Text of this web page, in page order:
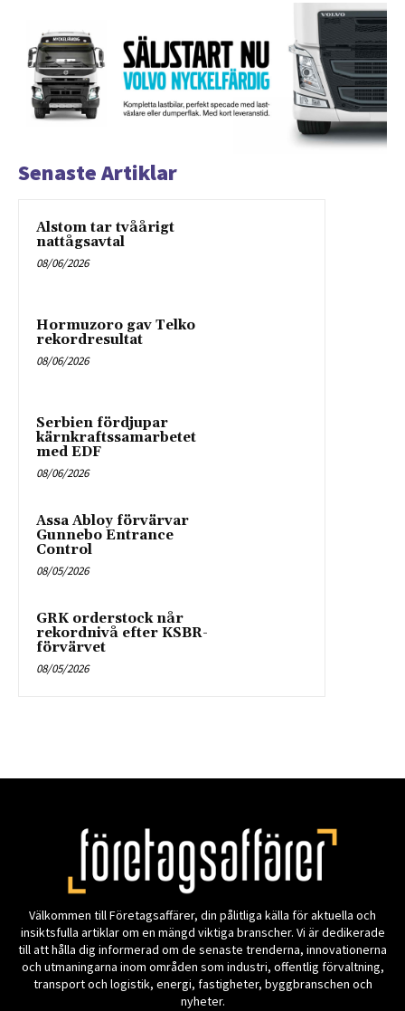
Välkommen till Företagsaffärer, din pålitliga källa för aktuella och
insiktsfulla artiklar om en mängd viktiga branscher. Vi är dedikerade
till att hålla dig informerad om de senaste trenderna, innovationerna
och utmaningarna inom områden som industri, offentlig förvaltning,
transport och logistik, energi, fastigheter, byggbranschen och
nyheter.